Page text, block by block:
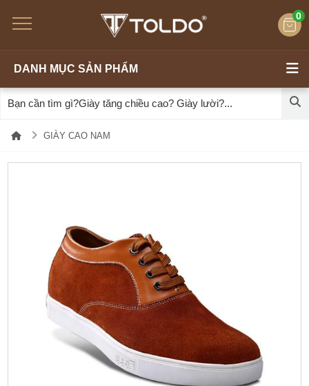
0
DANH MỤC SẢN PHẨM
GIÀY CAO NAM